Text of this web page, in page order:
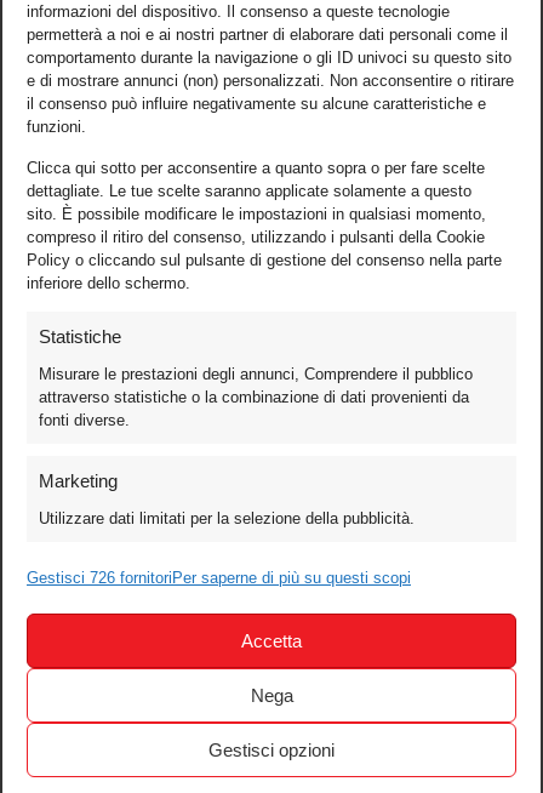
informazioni del dispositivo. Il consenso a queste tecnologie
permetterà a noi e ai nostri partner di elaborare dati personali come il
comportamento durante la navigazione o gli ID univoci su questo sito
e di mostrare annunci (non) personalizzati. Non acconsentire o ritirare
il consenso può influire negativamente su alcune caratteristiche e
funzioni.
Clicca qui sotto per acconsentire a quanto sopra o per fare scelte
dettagliate. Le tue scelte saranno applicate solamente a questo
sito. È possibile modificare le impostazioni in qualsiasi momento,
compreso il ritiro del consenso, utilizzando i pulsanti della Cookie
Policy o cliccando sul pulsante di gestione del consenso nella parte
inferiore dello schermo.
Statistiche
Misurare le prestazioni degli annunci, Comprendere il pubblico
attraverso statistiche o la combinazione di dati provenienti da
fonti diverse.
Marketing
Utilizzare dati limitati per la selezione della pubblicità.
Gestisci 726 fornitori Per saperne di più su questi scopi
Accetta
Nega
Gestisci opzioni
Games
Test
Audio